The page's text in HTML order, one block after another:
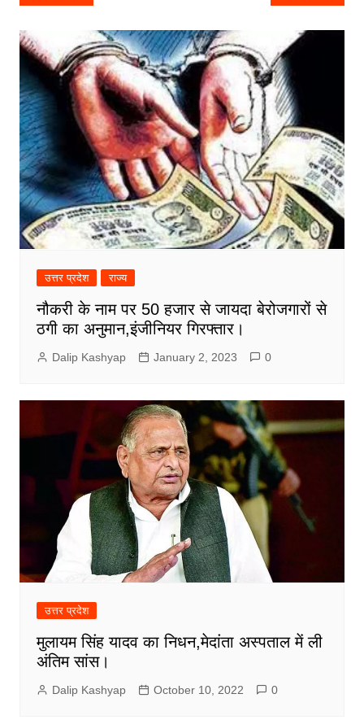
navigation
उत्तर प्रदेश राज्य
नौकरी के नाम पर 50 हजार से जायदा बेरोजगारों से
ठगी का अनुमान,इंजीनियर गिरफ्तार।
Dalip Kashyap January 2, 2023 0
उत्तर प्रदेश
मुलायम सिंह यादव का निधन,मेदांता अस्पताल में ली
अंतिम सांस।
Dalip Kashyap October 10, 2022 0